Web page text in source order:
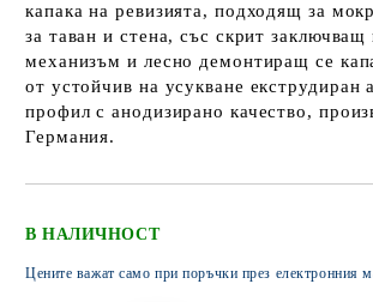
капака на ревизията, подходящ за
за таван и стена, със скрит заключващ
механизъм и лесно демонтиращ се
от устойчив на усукване екструдиран
профил с анодизирано качество,
Германия.
В НАЛИЧНОСТ
Цените важат само при поръчки през електронния